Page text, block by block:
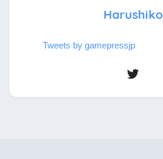
Harushiko
Tweets by gamepressjp